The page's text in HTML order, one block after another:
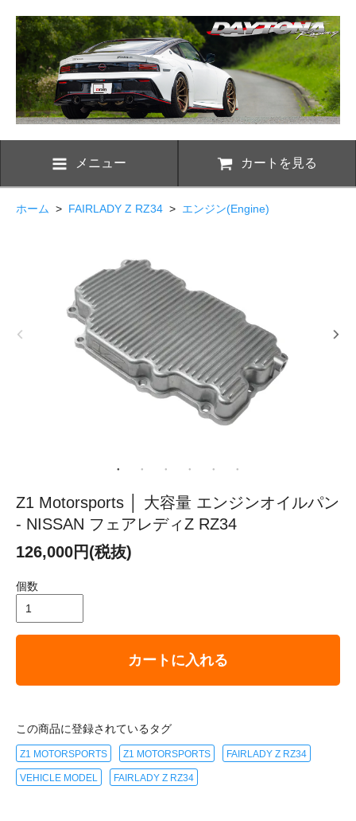
メニュー カートを見る
ホーム > FAIRLADY Z RZ34 > エンジン(Engine)
Z1 Motorsports │ 大容量 エンジンオイルパン
- NISSAN フェアレディZ RZ34
126,000円(税抜)
個数
カートに入れる
この商品に登録されているタグ
Z1 MOTORSPORTS Z1 MOTORSPORTS FAIRLADY Z RZ34
VEHICLE MODEL FAIRLADY Z RZ34